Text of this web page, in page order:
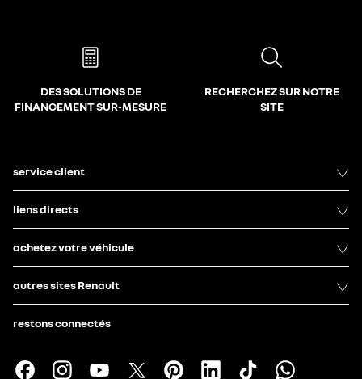
DES SOLUTIONS DE
FINANCEMENT SUR-MESURE
RECHERCHEZ SUR NOTRE
SITE
service client
liens directs
achetez votre véhicule
autres sites Renault
restons connectés